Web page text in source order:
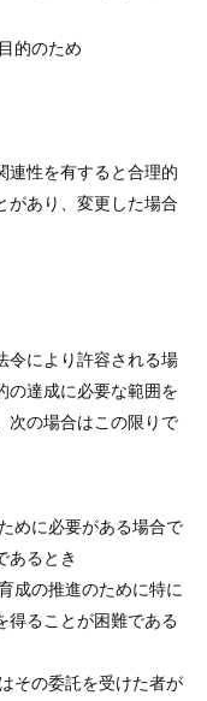
的のため
連性を有すると合理的
があり、変更した場合
令により許容される場
の達成に必要な範囲を
次の場合はこの限りで
めに必要がある場合で
あるとき
成の推進のために特に
得ることが困難である
その委託を受けた者が